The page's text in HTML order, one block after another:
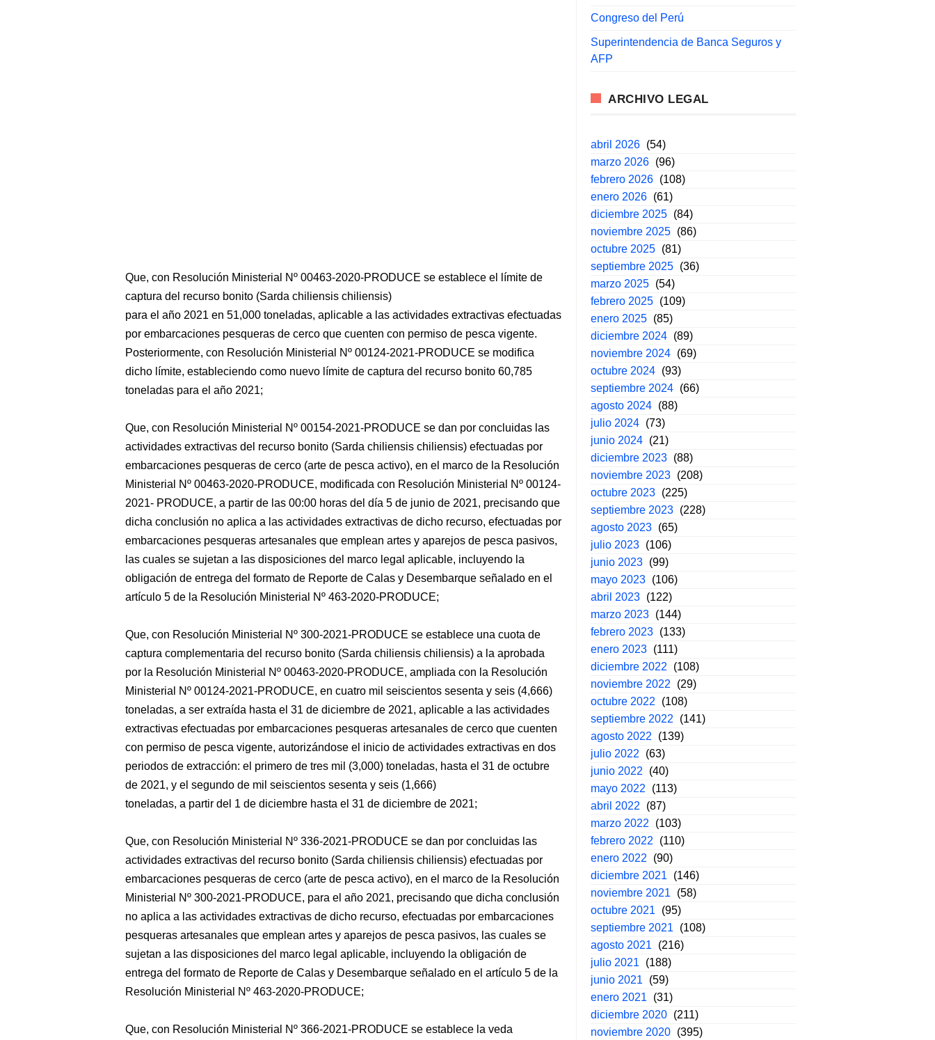
Que, con Resolución Ministerial Nº 00463-2020-PRODUCE se establece el límite de
captura del recurso bonito (Sarda chiliensis chiliensis)
para el año 2021 en 51,000 toneladas, aplicable a las actividades extractivas efectuadas
por embarcaciones pesqueras de cerco que cuenten con permiso de pesca vigente.
Posteriormente, con Resolución Ministerial Nº 00124-2021-PRODUCE se modifica
dicho límite, estableciendo como nuevo límite de captura del recurso bonito 60,785
toneladas para el año 2021;
Que, con Resolución Ministerial Nº 00154-2021-PRODUCE se dan por concluidas las
actividades extractivas del recurso bonito (Sarda chiliensis chiliensis) efectuadas por
embarcaciones pesqueras de cerco (arte de pesca activo), en el marco de la Resolución
Ministerial Nº 00463-2020-PRODUCE, modificada con Resolución Ministerial Nº 00124-
2021- PRODUCE, a partir de las 00:00 horas del día 5 de junio de 2021, precisando que
dicha conclusión no aplica a las actividades extractivas de dicho recurso, efectuadas por
embarcaciones pesqueras artesanales que emplean artes y aparejos de pesca pasivos,
las cuales se sujetan a las disposiciones del marco legal aplicable, incluyendo la
obligación de entrega del formato de Reporte de Calas y Desembarque señalado en el
artículo 5 de la Resolución Ministerial Nº 463-2020-PRODUCE;
Que, con Resolución Ministerial Nº 300-2021-PRODUCE se establece una cuota de
captura complementaria del recurso bonito (Sarda chiliensis chiliensis) a la aprobada
por la Resolución Ministerial Nº 00463-2020-PRODUCE, ampliada con la Resolución
Ministerial Nº 00124-2021-PRODUCE, en cuatro mil seiscientos sesenta y seis (4,666)
toneladas, a ser extraída hasta el 31 de diciembre de 2021, aplicable a las actividades
extractivas efectuadas por embarcaciones pesqueras artesanales de cerco que cuenten
con permiso de pesca vigente, autorizándose el inicio de actividades extractivas en dos
periodos de extracción: el primero de tres mil (3,000) toneladas, hasta el 31 de octubre
de 2021, y el segundo de mil seiscientos sesenta y seis (1,666)
toneladas, a partir del 1 de diciembre hasta el 31 de diciembre de 2021;
Que, con Resolución Ministerial Nº 336-2021-PRODUCE se dan por concluidas las
actividades extractivas del recurso bonito (Sarda chiliensis chiliensis) efectuadas por
embarcaciones pesqueras de cerco (arte de pesca activo), en el marco de la Resolución
Ministerial Nº 300-2021-PRODUCE, para el año 2021, precisando que dicha conclusión
no aplica a las actividades extractivas de dicho recurso, efectuadas por embarcaciones
pesqueras artesanales que emplean artes y aparejos de pesca pasivos, las cuales se
sujetan a las disposiciones del marco legal aplicable, incluyendo la obligación de
entrega del formato de Reporte de Calas y Desembarque señalado en el artículo 5 de la
Resolución Ministerial Nº 463-2020-PRODUCE;
Que, con Resolución Ministerial Nº 366-2021-PRODUCE se establece la veda
Congreso del Perú
Superintendencia de Banca Seguros y
AFP
ARCHIVO LEGAL
abril 2026 (54)
marzo 2026 (96)
febrero 2026 (108)
enero 2026 (61)
diciembre 2025 (84)
noviembre 2025 (86)
octubre 2025 (81)
septiembre 2025 (36)
marzo 2025 (54)
febrero 2025 (109)
enero 2025 (85)
diciembre 2024 (89)
noviembre 2024 (69)
octubre 2024 (93)
septiembre 2024 (66)
agosto 2024 (88)
julio 2024 (73)
junio 2024 (21)
diciembre 2023 (88)
noviembre 2023 (208)
octubre 2023 (225)
septiembre 2023 (228)
agosto 2023 (65)
julio 2023 (106)
junio 2023 (99)
mayo 2023 (106)
abril 2023 (122)
marzo 2023 (144)
febrero 2023 (133)
enero 2023 (111)
diciembre 2022
(108)
noviembre 2022
(29)
octubre 2022
(108)
septiembre 2022
(141)
agosto 2022
(139)
julio 2022
(63)
junio 2022
(40)
mayo 2022
(113)
abril 2022
(87)
marzo 2022
(103)
febrero 2022
(110)
enero 2022
(90)
diciembre 2021
(146)
noviembre 2021
(58)
octubre 2021
(95)
septiembre 2021
(108)
agosto 2021
(216)
julio 2021
(188)
junio 2021
(59)
enero 2021
(31)
diciembre 2020 (211)
noviembre 2020 (395)